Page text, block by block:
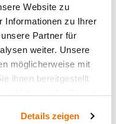
Website zu
Informationen zu Ihrer
Partner für
weiter. Unsere
möglicherweise mit
ihnen bereitgestellt
Details zeigen